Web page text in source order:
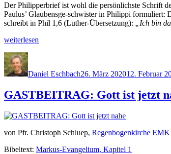
Der Philip­per­brief ist wohl die per­sön­lich­ste Schrift
Paulus’ Glaubens­ge-schwis­ter in Philip­pi
schreibt in Phil 1,6 (Luther-Über­set­zung):
„Ich bin
„Gottes
geht voran“
weit­er­lesen
Autor
Daniel Eschbach26. März 202012. Februar
GASTBEITRAG: Gott ist jetzt
von Pfr. Christoph Schluep, Regen­bo­genkirche
Bibel­text: Markus-Evan­geli­um, Kapi­tel 1